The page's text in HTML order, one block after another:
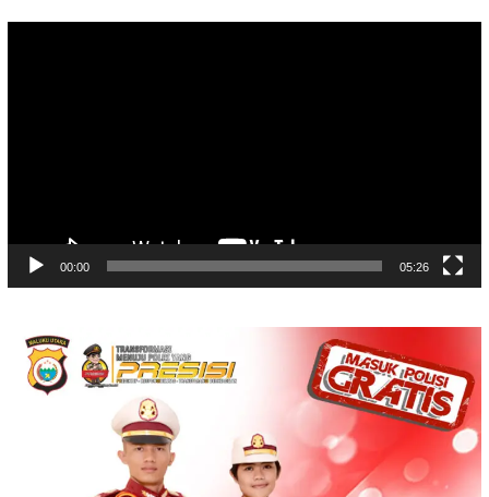
00:00 05:26